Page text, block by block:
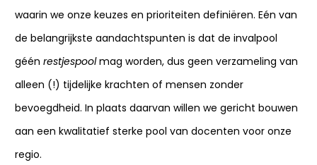
waarin we onze keuzes en prioriteiten definiëren. Eén van
de belangrijkste aandachtspunten is dat de invalpool
géénrestjespoolmag worden, dus geen verzameling van
alleen (!) tijdelijke krachten of mensen zonder
bevoegdheid. In plaats daarvan willen we gericht bouwen
aan een kwalitatief sterke pool van docenten voor onze
regio.